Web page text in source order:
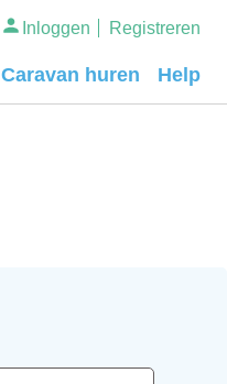
Inloggen Registreren
Caravan huren Help